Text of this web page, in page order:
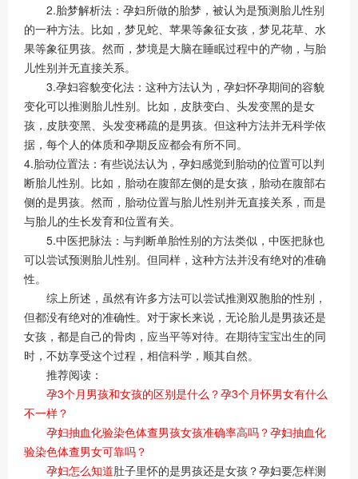
2.胎梦解析法：孕妇所做的胎梦，被认为是预测胎儿性别
的一种方法。比如，梦见蛇、苹果等象征女孩，梦见花草、水
果等象征男孩。然而，梦境是大脑在睡眠过程中的产物，与胎
儿性别并无直接关系。
3.孕妇容貌变化法：这种方法认为，孕妇怀孕期间的容貌
变化可以推测胎儿性别。比如，皮肤变白、头发变黑的是女
孩，皮肤变黑、头发变稀疏的是男孩。但这种方法并无科学依
据，每个人的体质和孕期反应都会有所不同。
4.胎动位置法：有些说法认为，孕妇感觉到胎动的位置可以判
断胎儿性别。比如，胎动在腹部左侧的是女孩，胎动在腹部右
侧的是男孩。然而，胎动位置与胎儿性别并无直接关系，而是
与胎儿的生长发育和位置有关。
5.中医把脉法：与判断单胎性别的方法类似，中医把脉也
可以尝试预测胎儿性别。但同样，这种方法并没有绝对的准确
性。
综上所述，虽然有许多方法可以尝试推测双胞胎的性别，
但都没有绝对的准确性。对于家长来说，无论胎儿是男孩还是
女孩，都是自己的骨肉，应当平等对待。在期待宝宝出生的同
时，不妨享受这个过程，相信科学，顺其自然。
推荐阅读：
孕3个月男孩和女孩的区别是什么？孕3个月怀男女有什么
不一样？
孕妇抽血化验染色体查男孩女孩准确率高吗？孕妇抽血化
验染色体查男女可靠吗？
孕妇怎么知道肚子里怀的是男孩还是女孩？孕妇要怎样测